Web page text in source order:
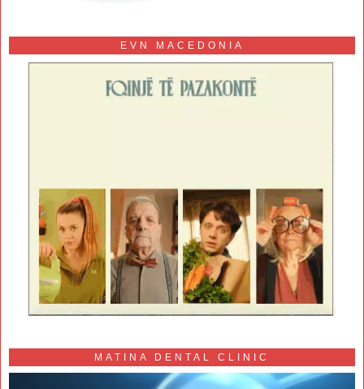
EVN MACEDONIA
MATINA DENTAL CLINIC